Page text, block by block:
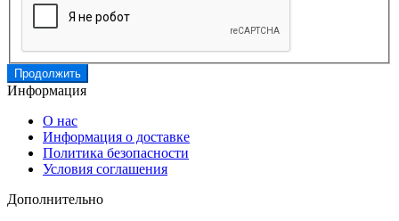
Продолжить
Информация
О нас
Информация о доставке
Политика безопасности
Условия соглашения
Дополнительно